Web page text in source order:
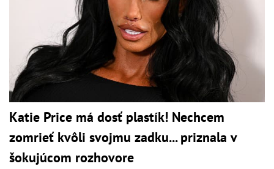
Katie Price má dosť plastík! Nechcem
zomrieť kvôli svojmu zadku... priznala v
šokujúcom rozhovore